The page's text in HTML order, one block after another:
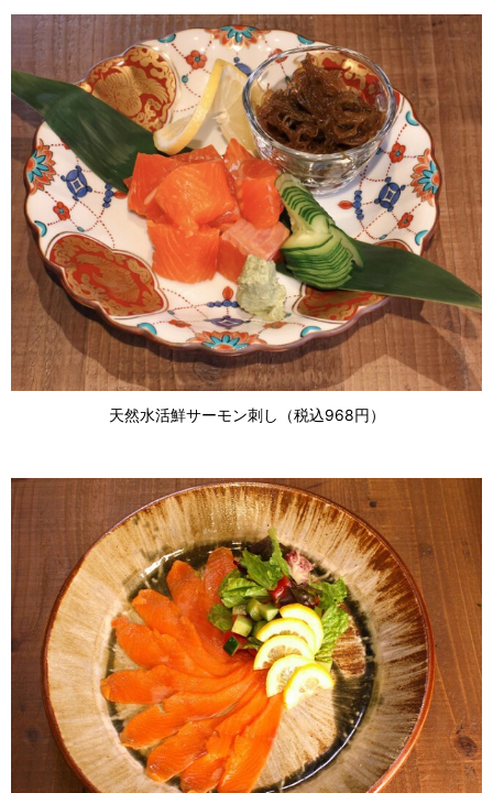
天然水活鮮サーモン刺し（税込968円）